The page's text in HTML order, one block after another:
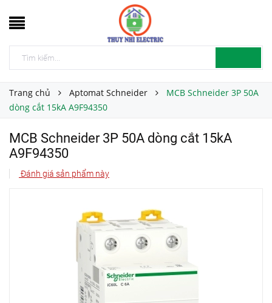
Trang chủ Aptomat Schneider
MCB Schneider 3P 50A
dòng cắt 15kA A9F94350
MCB Schneider 3P 50A dòng cắt 15kA
A9F94350
Đánh giá sản phẩm này